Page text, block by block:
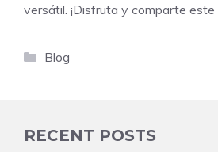
versátil. ¡Disfruta y comparte este
Categories
Blog
RECENT POSTS